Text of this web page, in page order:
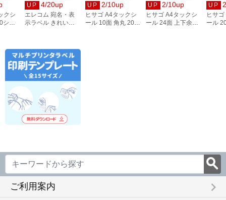
UP 4/20up
エレコム 宛名・表
示ラベル きれい貼
UP 2/10up
ヒサゴ A4タックシ
ール 10面 角丸 20シ
UP 2/10up
ヒサゴ A4タックシ
ール 24面 上下余白
UP
ヒサ
ール
クシ
シー
ご利用案内 keyboard_arrow_right